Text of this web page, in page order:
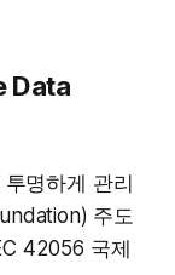
Data
명하게 관리
주도
42056 국제